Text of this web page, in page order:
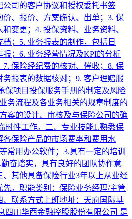
公司的客户协议和授权委托书签
价、报价、方案确认、出单；3. 保
变更；4. 投保资料、业务资料、
；5. 业务报表的制作，包括日
；6. 业务经营情况及KPI的分析
保险经纪费的核对、催收；8. 保
务报表的数据核对；9. 客户理赔服
保项目投保服务手册的制定及风险
务流程及各业务相关的规章制度的
案的设计、审核及与保险公司的确
时性工作。二、专业技能1.熟悉保
各保险产品的市场费率和费用水
常用办公软件；3.具有一定的培训
奋踏实，具有良好的团队协作意
其他具备保险行业3年以上从业经
。职能类别：保险业务经理/主管
、联系方式上班地址：天府国际基
四川华西金融控股股份有限公司 是